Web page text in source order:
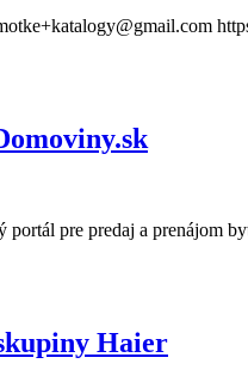
pre predaj a prenájom
Haier